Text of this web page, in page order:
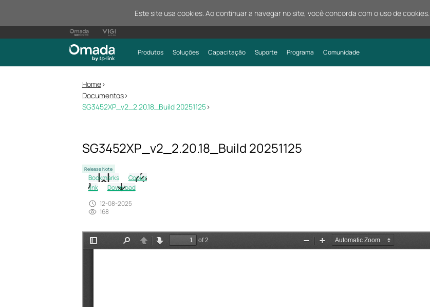
Este site usa cookies. Ao continuar a navegar no site, você concorda com o uso de cookies.
Produtos Soluções Capacitação Suporte Programa Comunidade
Home>
Documentos>
SG3452XP_v2_2.20.18_Build 20251125>
SG3452XP_v2_2.20.18_Build 20251125
Release Note
Bookmarks
Copiar
link
Download
12-08-2025
168